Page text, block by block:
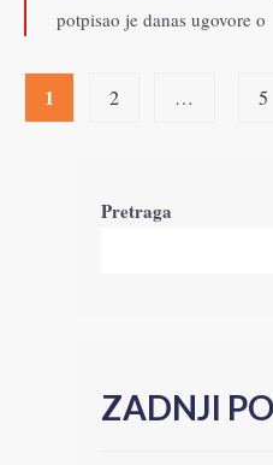
potpisao je danas ugovore o
1 2 … 5
Pretraga
ZADNJI